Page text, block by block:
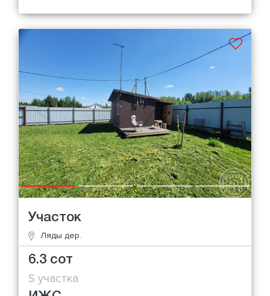
Участок
Ляды дер.
6.3 сот
S участка